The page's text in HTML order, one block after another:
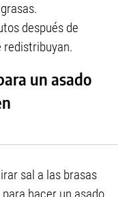
después de
redistribuyan.
un asado
sal a las brasas